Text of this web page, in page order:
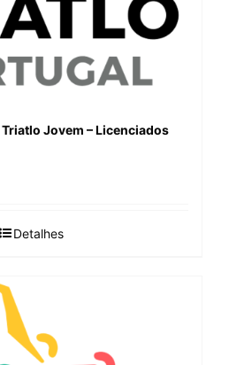
Jovem – Licenciados
Detalhes